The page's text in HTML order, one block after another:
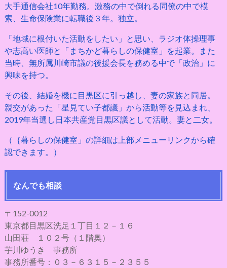
大手通信会社10年勤務。激務の中で倒れる同僚の中で模
索、生命保険業に転職後３年。独立。
「地域に根付いた活動をしたい」と思い、ラジオ体操理事
や志高い医師と「まちかど暮らしの保健室」を起業。また
当時、無所属川崎市議の後援会長を務める中で「政治」に
興味を持つ。
その後、結婚を機に目黒区に引っ越し、妻の家族と同居。
親交があった「星見てい子都議」から活動等を見込まれ、
2019年当選し日本共産党目黒区議として活動。妻と二女。
（｛暮らしの保健室」の詳細は上部メニューリンクから確
認できます。）
なんでも相談
〒152-0012
東京都目黒区洗足１丁目１２－１６
山田荘 １０２号（１階奥）
芋川ゆうき 事務所
事務所番号：０３－６３１５－２３５５